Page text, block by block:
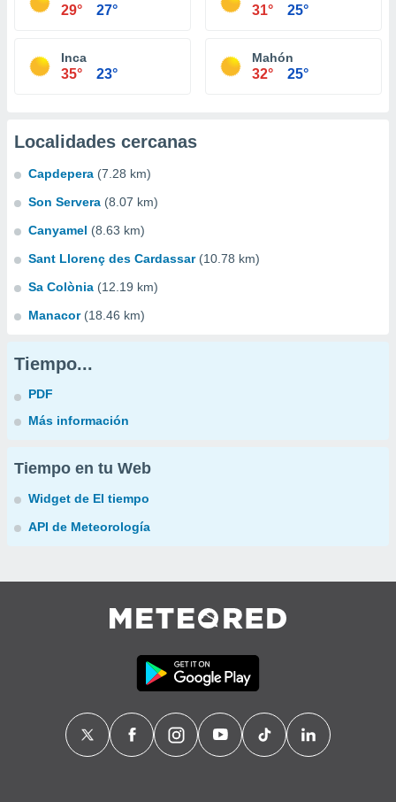
29° 27° 31° 25°
Inca
35° 23°
Mahón
32° 25°
Localidades cercanas
Capdepera (7.28 km)
Son Servera (8.07 km)
Canyamel (8.63 km)
Sant Llorenç des Cardassar (10.78 km)
Sa Colònia (12.19 km)
Manacor (18.46 km)
Tiempo...
PDF
Más información
Tiempo en tu Web
Widget de El tiempo
API de Meteorología